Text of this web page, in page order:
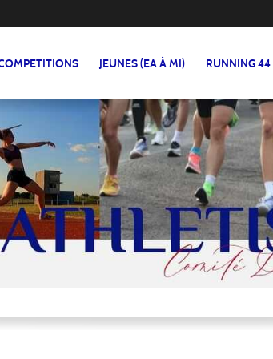
JEUNES (EA À MI) RUNNING 44